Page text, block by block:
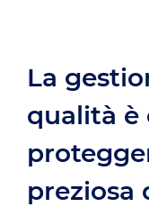
La
qualità è
preziosa